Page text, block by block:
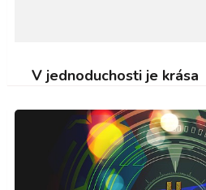
V jednoduchosti je krása